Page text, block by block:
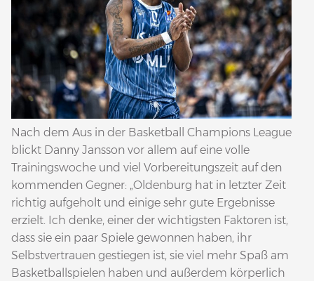
Nach dem Aus in der Basketball Champions League
blickt Danny Jansson vor allem auf eine volle
Trainingswoche und viel Vorbereitungszeit auf den
kommenden Gegner: „Oldenburg hat in letzter Zeit
richtig aufgeholt und einige sehr gute Ergebnisse
erzielt. Ich denke, einer der wichtigsten Faktoren ist,
dass sie ein paar Spiele gewonnen haben, ihr
Selbstvertrauen gestiegen ist, sie viel mehr Spaß am
Basketballspielen haben und außerdem körperlich